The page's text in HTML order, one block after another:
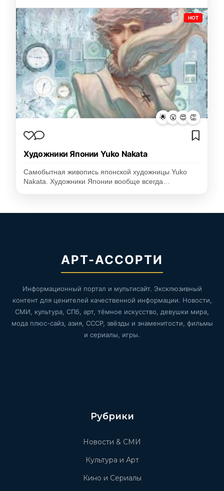
HOT
🌟 😮 😍 👏
Художники Японии Yuko Nakata
Самобытная живопись японской художницы Yuko
Nakata. Художники Японии вообще всегда…
АРТ-АССОРТИ
Информационный портал и мультисайт. Эксклюзивный
контент для ценителей качественной информации. Новости,
СМИ, культура, СПб, арт, тёмное искусство, девушки мира,
мода плюс-сайз, азия, СССР, звёзды и знаменитости, фильмы
и сериалы, игры.
Рубрики
Новости & СМИ
Культура и Арт
Кино и Сериалы